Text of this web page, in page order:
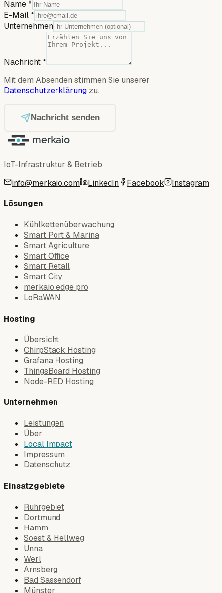
E-Mail *
Unternehmen
Nachricht *
Mit dem Absenden stimmen Sie unserer
Datenschutzerklärungzu.
Nachricht senden
IoT-Infrastruktur & Betrieb
info@merkaio.com
LinkedIn Facebook Instagram
Lösungen
Kühlkettenüberwachung
Smart Port & Marina
Smart Agriculture
Smart Office
Smart Retail
Smart City
merkaio edge pro
LoRaWAN
Hosting
Übersicht
ChirpStack Hosting
Grafana Hosting
ThingsBoard Hosting
Node-RED Hosting
Unternehmen
Leistungen
Über
Local Impact
Impressum
Datenschutz
Einsatzgebiete
Ruhrgebiet
Dortmund
Hamm
Soest & Hellweg
Unna
Werl
Arnsberg
Bad Sassendorf
Münster